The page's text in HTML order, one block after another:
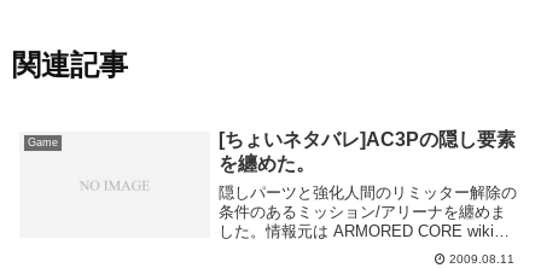
関連記事
Game
[ちょいネタバレ]AC3Pの隠し要素
を纏めた。
隠しパーツと強化人間のリミッター解除の
条件のあるミッション/アリーナを纏めま
した。情報元は ARMORED CORE wikiミ
ッション 第二都市区 逃亡者追撃/SPEED
2009.08.11